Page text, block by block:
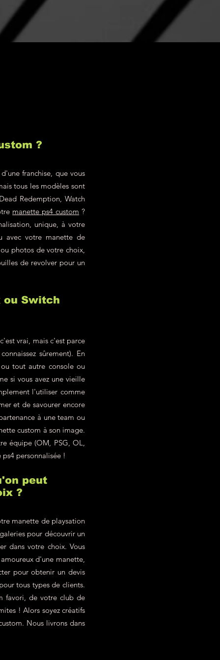
correspondante
produit(s)
alors remboursée. Les
?
franchise, que vous
tous les modèles sont
Redemption, Watch
manette ps4 custom ?
unique, à votre
avec votre manette de
photos de votre choix,
de revolver pour un
ou Switch
vrai, mais c'est parce
sûrement). En
tout autre console ou
si vous avez une vieille
l'utiliser comme
et de savourer encore
à une team ou
custom à son image.
équipe (OM, PSG, OL,
personnalisée !
peut
?
manette de playsation
pour découvrir un
dans votre choix. Vous
d'une manette,
pour obtenir un devis
tous types de clients.
favori, de votre club de
! Alors soyez créatifs
Nous livrons dans